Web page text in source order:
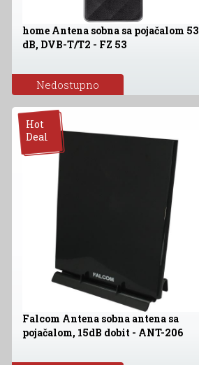
home Antena sobna sa pojačalom 53
dB, DVB-T/T2 - FZ 53
Nedostupno
Hot
Deal
Falcom Antena sobna antena sa
pojačalom, 15dB dobit - ANT-206